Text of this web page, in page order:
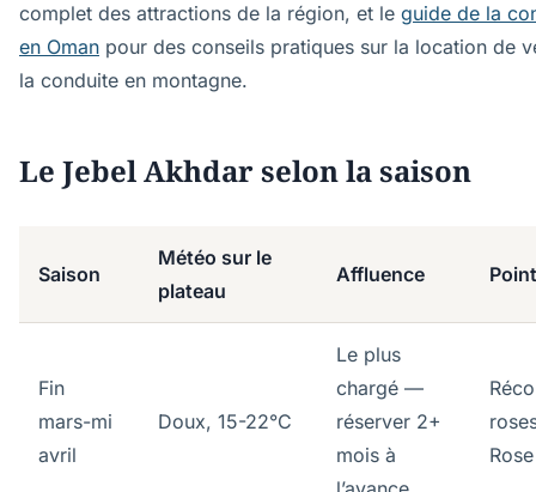
complet des attractions de la région, et le guide de la
en Oman pour des conseils pratiques sur la location de
la conduite en montagne.
Le Jebel Akhdar selon la saison
Saison
Météo sur le
plateau
Affluence
Fin
mars-mi
avril
Doux, 15-22°C
Le plus
chargé —
réserver 2+
mois à